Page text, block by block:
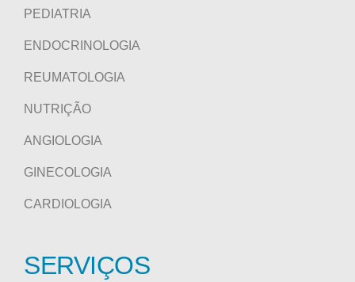
PEDIATRIA
ENDOCRINOLOGIA
REUMATOLOGIA
NUTRIÇÃO
ANGIOLOGIA
GINECOLOGIA
CARDIOLOGIA
SERVIÇOS